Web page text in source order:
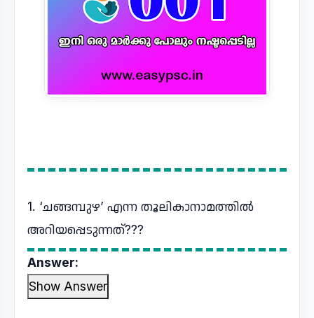
1. ‘ചങ്ങമ്പുഴ’ എന്ന തൂലികാനാമത്തില്‍
അറിയപ്പെടുന്നത്???
Answer:
Show Answer